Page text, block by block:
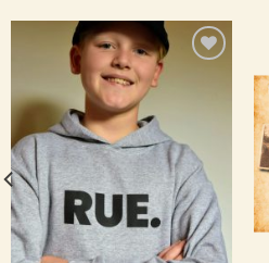
verlanglijst